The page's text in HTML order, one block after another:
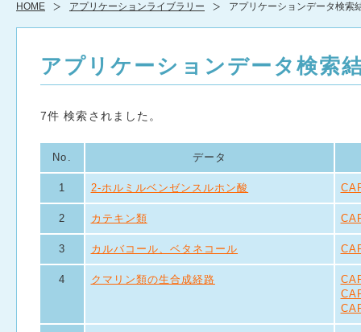
HOME アプリケーションライブラリー アプリケーションデータ検索
アプリケーションデータ検索
7件 検索されました。
No. データ
1 2-ホルミルベンゼンスルホン酸
2 カテキン類
3 カルバコール、ベタネコール
4 クマリン類の生合成経路